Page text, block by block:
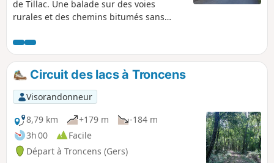
de Tillac. Une balade sur des voies
rurales et des chemins bitumés sans
petit village de Tillac saura vous charmer.
Circuit des lacs à Troncens
Visorandonneur
8,79 km
+179 m
-184 m
3h 00
Facile
Départ à Troncens (Gers)